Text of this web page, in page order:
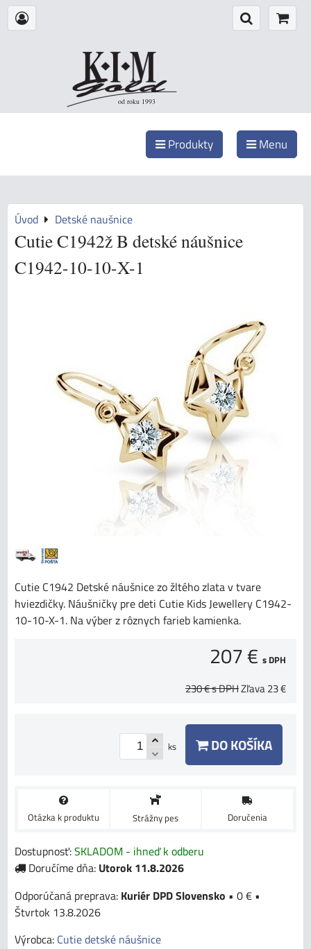
od roku 1993
Produkty Menu
Úvod Detské naušnice
Cutie C1942ž B detské náušnice
C1942-10-10-X-1
Cutie C1942 Detské náušnice zo žltého zlata v tvare
hviezdičky. Náušničky pre deti Cutie Kids Jewellery C1942-
10-10-X-1. Na výber z rôznych farieb kamienka.
207 € s DPH
230 €s DPHZľava23 €
ks DO KOŠÍKA
Otázka k produktu Strážny pes Doručenia
Dostupnosť:SKLADOM - ihneď k odberu
Doručíme dňa: Utorok 11.8.2026
Kuriér DPD Slovensko • 0 € •
Štvrtok 13.8.2026
Výrobca: Cutie detské náušnice